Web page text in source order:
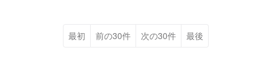
最初 前の30件 次の30件 最後